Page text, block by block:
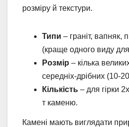
розміру й текстури.
Типи – граніт, вапняк,
(краще одного виду для
Розмір – кілька
середніх-дрібних (10-
Кількість – для гірки
т каменю.
Камені мають виглядати